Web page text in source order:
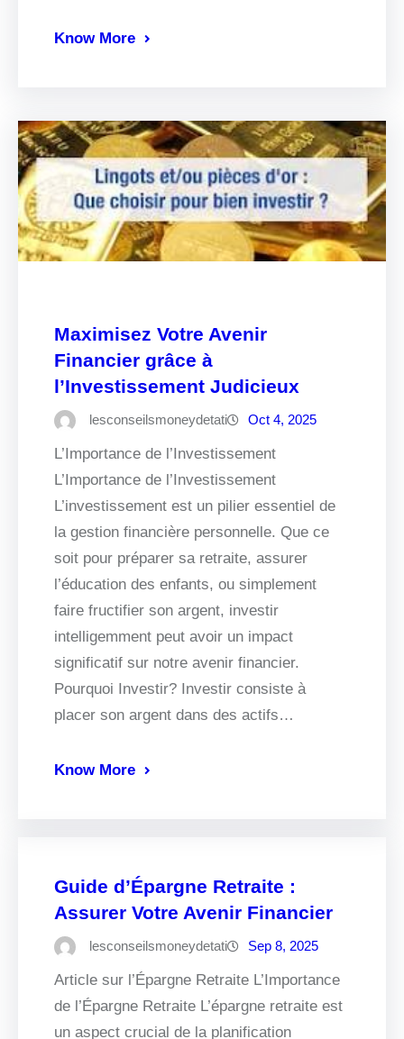
Know More
Maximisez Votre Avenir
Financier grâce à
l’Investissement Judicieux
lesconseilsmoneydetati Oct 4, 2025
L’Importance de l’Investissement
L’Importance de l’Investissement
L’investissement est un pilier essentiel de
la gestion financière personnelle. Que ce
soit pour préparer sa retraite, assurer
l’éducation des enfants, ou simplement
faire fructifier son argent, investir
intelligemment peut avoir un impact
significatif sur notre avenir financier.
Pourquoi Investir? Investir consiste à
placer son argent dans des actifs…
Know More
Guide d’Épargne Retraite :
Assurer Votre Avenir Financier
lesconseilsmoneydetati Sep 8, 2025
Article sur l’Épargne Retraite L’Importance
de l’Épargne Retraite L’épargne retraite est
un aspect crucial de la planification